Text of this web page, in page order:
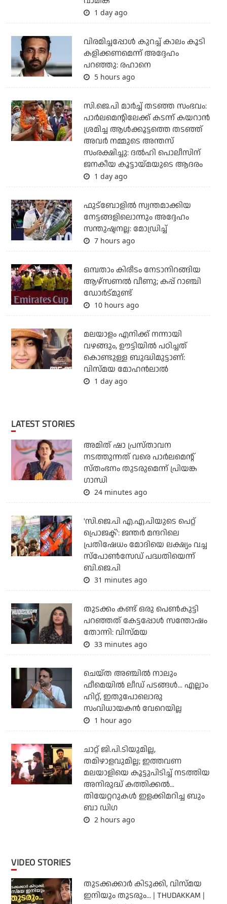
1 day ago
വിരമിച്ചപ്പോള്‍ കുറച്ച് കാലം കൂടി
കളിക്കണമെന്ന് അദ്ദേഹം
പറഞ്ഞു: രഹാനെ
5 hours ago
സി.ജെ.പി മാര്‍ച്ച് തടഞ്ഞ സംഭവം:
പാര്‍ലമെന്റിലേക്ക് കടന്ന് കയറാന്‍
ശ്രമിച്ച ആള്‍ക്കൂട്ടത്തെ തടഞ്ഞ്
അവര്‍ നമ്മുടെ അന്തസ്
സംരക്ഷിച്ചു: ദല്‍ഹി പൊലീസിന്
ജനകീയ കൂട്ടായ്മയുടെ ആദരം
1 day ago
ഫുട്ബോളില്‍ സ്വന്തമാക്കിയ
നേട്ടങ്ങളിലൊന്നും അദ്ദേഹം
സന്തുഷ്ടനല്ല: മോഡ്രിച്ച്
7 hours ago
ഒമ്പതാം കിരീടം നേടാനിറങ്ങിയ
ആഴ്സണല്‍ വീണു; കപ്പ് റാഞ്ചി
ഡോര്‍ട്മുണ്ട്
10 hours ago
മലയാളം എനിക്ക് നന്നായി
വഴങ്ങും, ഊട്ടിയില്‍ പഠിച്ചത്
കൊണ്ടുള്ള ബുദ്ധിമുട്ടാണ്:
വിസ്മയ മോഹന്‍ലാല്‍
1 day ago
LATEST STORIES
അമിത് ഷാ പ്രസ്താവന
നടത്തുന്നത് വരെ പാര്‍ലമെന്റ്
സ്തംഭനം തുടരുമെന്ന് പ്രിയങ്ക
ഗാന്ധി
24 minutes ago
'സി.ജെ.പി എ.എ.പിയുടെ പെറ്റ്
പ്രൊജക്ട്': ജന്തര്‍ മന്ദറിലെ
പ്രതിഷേധം മോദിയെ ലക്ഷ്യം വച്ച
സ്‌പോണ്‍സേഡ് പദ്ധതിയെന്ന്
ബി.ജെ.പി
31 minutes ago
തുടക്കം കണ്ട് ഒരു പെൺകുട്ടി
പറഞ്ഞത് കേട്ടപ്പോൾ സന്തോഷം
തോന്നി: വിസ്മയ
33 minutes ago
ചെയ്ത അഞ്ചില്‍ നാലും
ഫീമെയില്‍ ലീഡ് പടങ്ങള്‍... എല്ലാം
ഹിറ്റ്, ഇതുപോലൊരു
സംവിധായകന്‍ വേറെയില്ല
1 hour ago
ചാറ്റ് ജി.പി.ടിയുമില്ല,
തമിഴാളവുമില്ല; ഇത്തവണ
മലയാളിയെ കൂട്ടുപിടിച്ച് നടത്തിയ
അനിരുദ്ധ് കത്തിക്കല്‍...
തിയേറ്ററുകള്‍ ഇളക്കിമറിച്ച ബും
ബാ ഡിഗ
2 hours ago
VIDEO STORIES
തുടക്കക്കാര്‍ കിടുക്കി, വിസ്മയ
ഇനിയും തുടരും... | THUDAKKAM |